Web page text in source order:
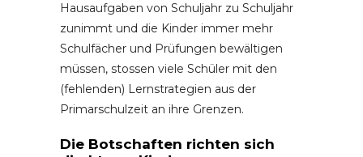
Hausaufgaben von Schuljahr zu Schuljahr
zunimmt und die Kinder immer mehr
Schulfächer und Prüfungen bewältigen
müssen, stossen viele Schüler mit den
(fehlenden) Lernstrategien aus der
Primarschulzeit an ihre Grenzen.
Die Botschaften richten sich